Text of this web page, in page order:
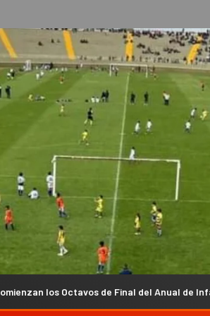
de Final del Anual de Infantiles e Inferiores